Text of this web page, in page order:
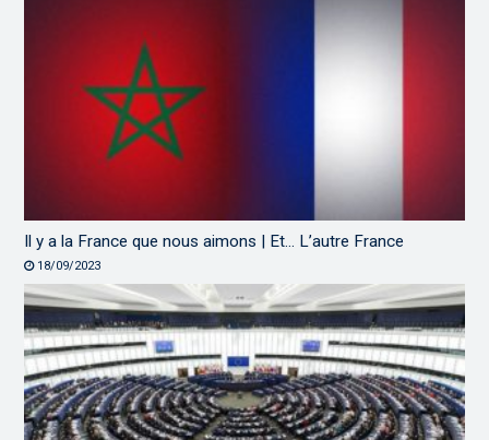
Il y a la France que nous aimons | Et… L’autre France
18/09/2023